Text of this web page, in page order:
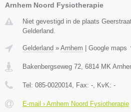
Arnhem Noord Fysiotherapie
Niet gevestigd in de plaats
Gelderland.
Gelderland » Arnhem Google maps
Bakenbergseweg 72 6814 MK
Tel: 085-0020014 , Fax: - , KvK: -
E-mail › Arnhem Noord Fysiotherapie